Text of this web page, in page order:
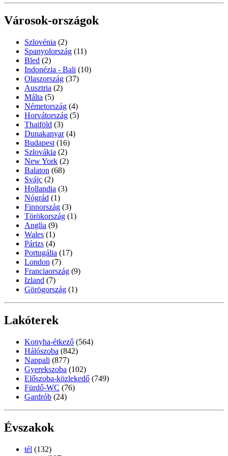
Városok-országok
Szlovénia (2)
Spanyolország (11)
Bled (2)
Indonézia - Bali (10)
Olaszország (37)
Ausztria (2)
Málta (5)
Németország (4)
Horvátország (5)
Thaiföld (3)
Dunakanyar (4)
Budapest (16)
Szlovákia (2)
New York (2)
Balaton (68)
Svájc (2)
Hollandia (3)
Nógrád (1)
Finnország (3)
Törökország (1)
Anglia (9)
Wales (1)
Párizs (4)
Portugália (17)
London (7)
Franciaország (9)
Izland (7)
Görögország (1)
Lakóterek
Konyha-étkező (564)
Hálószoba (842)
Nappali (877)
Gyerekszoba (102)
Előszoba-közlekedő (749)
Fürdő-WC (76)
Gardrób (24)
Évszakok
tél (132)